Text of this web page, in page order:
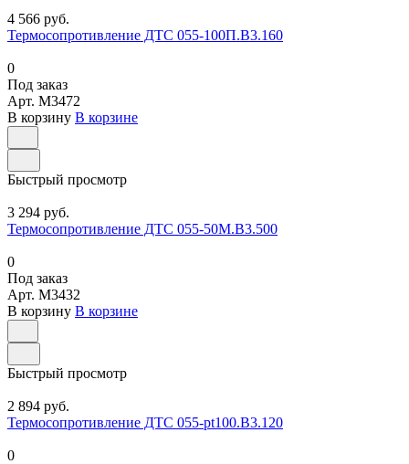
4 566 руб.
Термосопротивление ДТС 055-100П.В3.160
0
Под заказ
Арт. M3472
В корзину В корзине
Быстрый просмотр
3 294 руб.
Термосопротивление ДТС 055-50М.В3.500
0
Под заказ
Арт. M3432
В корзину В корзине
Быстрый просмотр
2 894 руб.
Термосопротивление ДТС 055-pt100.В3.120
0